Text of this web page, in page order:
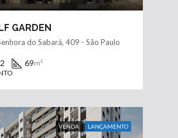
GARDEN
do Sabará, 409 - São Paulo
2 69m²
VENDA LANÇAMENTO